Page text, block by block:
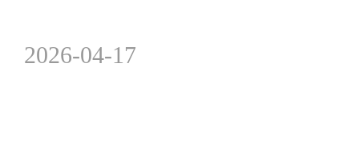
2026-04-17